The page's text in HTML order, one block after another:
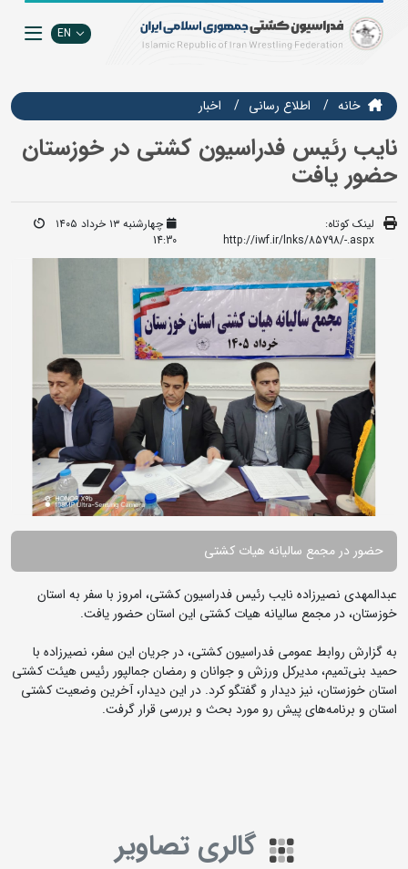
EN
خانه اطلاع رسانی اخبار
نایب رئیس فدراسیون کشتی در خوزستان
حضور یافت
لینک کوتاه:
http://iwf.ir/lnks/85798/-.aspx
چهارشنبه ۱۳ خرداد ۱۴۰۵
14:30
حضور در مجمع سالیانه هیات کشتی
عبدالمهدی نصیرزاده نایب رئیس فدراسیون کشتی، امروز با سفر به استان
خوزستان، در مجمع سالیانه هیات کشتی این استان حضور یافت.
به گزارش روابط عمومی فدراسیون کشتی، در جریان این سفر، نصیرزاده با
حمید بنی‌تمیم، مدیرکل ورزش و جوانان و رمضان جمالپور رئیس هیئت کشتی
استان خوزستان، نیز دیدار و گفتگو کرد. در این دیدار، آخرین وضعیت کشتی
استان و برنامه‌های پیش رو مورد بحث و بررسی قرار گرفت.
گالری تصاویر